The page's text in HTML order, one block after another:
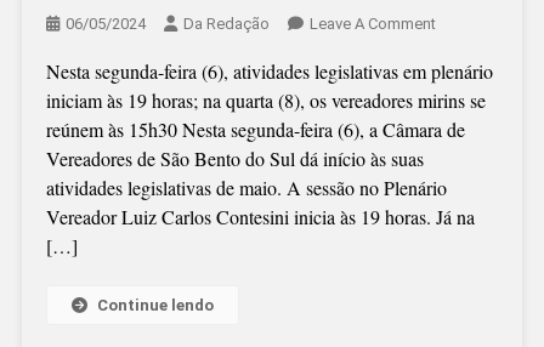
06/05/2024 Da Redação Leave A CommentOn
COM
SESSÕES
EM
DIAS
NESTA
Nesta segunda-feira (6), atividades legislativas em plenário
iniciam às 19 horas; na quarta (8), os vereadores mirins se
reúnem às 15h30 Nesta segunda-feira (6), a Câmara de
Vereadores de São Bento do Sul dá início às suas
atividades legislativas de maio. A sessão no Plenário
Vereador Luiz Carlos Contesini inicia às 19 horas. Já na
[…]
Continue lendo